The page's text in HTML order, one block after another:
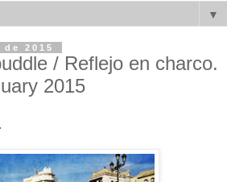
▼
2015
/ Reflejo en charco.
2015